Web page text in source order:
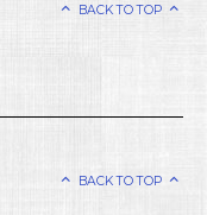
BACK TO TOP
BACK TO TOP